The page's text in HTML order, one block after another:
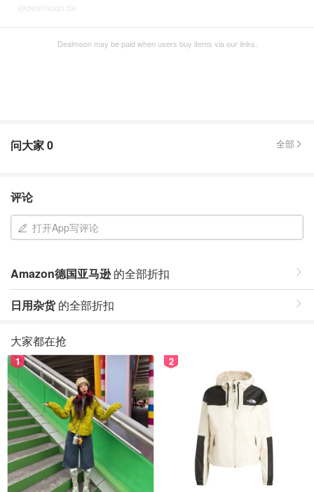
@dealmoon.de
Dealmoon may be paid when users buy items via our links.
问大家0 全部
评论
打开App写评论
Amazon德国亚马逊的全部折扣
日用杂货的全部折扣
大家都在抢
1 2